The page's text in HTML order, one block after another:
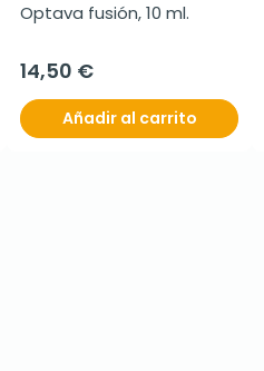
Optava fusión, 10 ml.
14,50 €
Añadir al carrito